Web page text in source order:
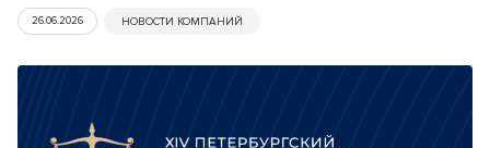
26.06.2026 НОВОСТИ КОМПАНИЙ